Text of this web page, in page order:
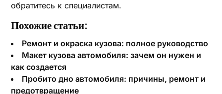
обратитесь к специалистам.
Похожие статьи:
Ремонт и окраска кузова: полное руководство
Макет кузова автомобиля: зачем он нужен и
как создается
Пробито дно автомобиля: причины, ремонт и
предотвращение